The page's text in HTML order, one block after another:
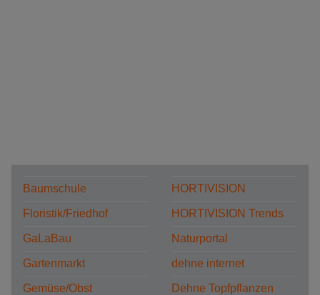
Baumschule
Floristik/Friedhof
GaLaBau
Gartenmarkt
Gemüse/Obst
HORTIVISION
HORTIVISION Trends
Naturportal
dehne internet
Dehne Topfpflanzen